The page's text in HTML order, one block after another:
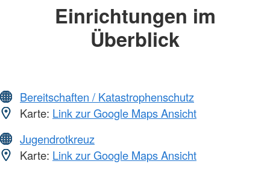
Einrichtungen im
Überblick
Bereitschaften / Katastrophenschutz
Karte: Link zur Google Maps Ansicht
Jugendrotkreuz
Karte: Link zur Google Maps Ansicht